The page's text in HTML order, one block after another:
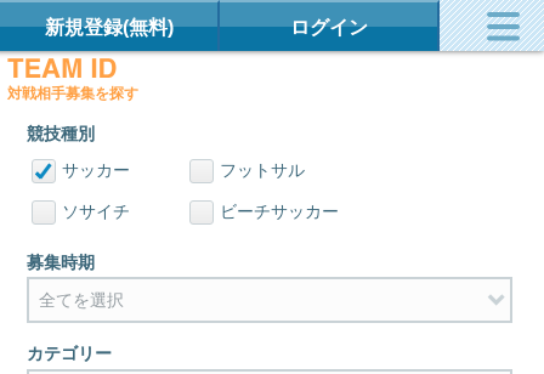
新規登録(無料) ログイン
対戦相手募集を探す
競技種別
サッカー
フットサル
ソサイチ ビーチサッカー
募集時期
カテゴリー